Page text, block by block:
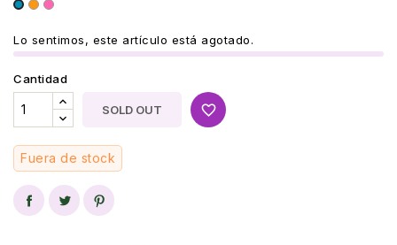
AzulNaranja
Rosa
Lo sentimos, este artículo está agotado.
Cantidad
SOLD OUT favorite_border
Fuera de stock